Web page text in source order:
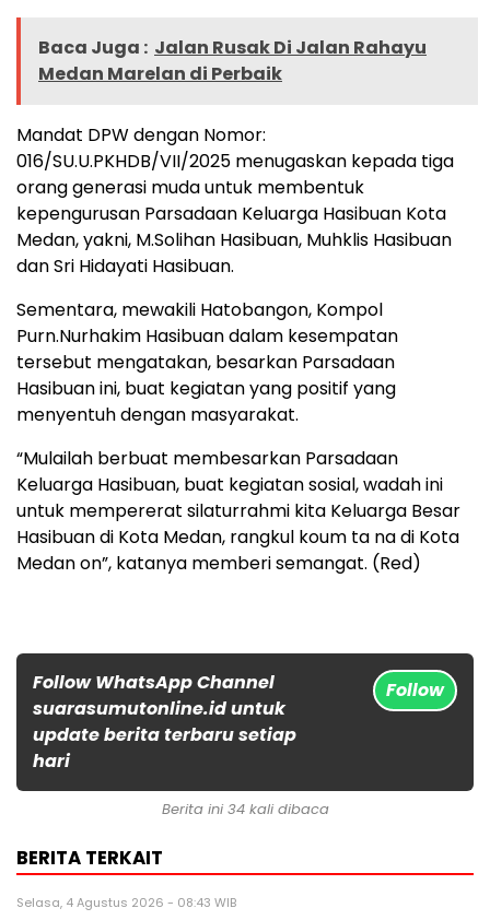
Baca Juga : Jalan Rusak Di Jalan Rahayu
Medan Marelan di Perbaik
Mandat DPW dengan Nomor:
016/SU.U.PKHDB/VII/2025 menugaskan kepada tiga
orang generasi muda untuk membentuk
kepengurusan Parsadaan Keluarga Hasibuan Kota
Medan, yakni, M.Solihan Hasibuan, Muhklis Hasibuan
dan Sri Hidayati Hasibuan.
Sementara, mewakili Hatobangon, Kompol
Purn.Nurhakim Hasibuan dalam kesempatan
tersebut mengatakan, besarkan Parsadaan
Hasibuan ini, buat kegiatan yang positif yang
menyentuh dengan masyarakat.
“Mulailah berbuat membesarkan Parsadaan
Keluarga Hasibuan, buat kegiatan sosial, wadah ini
untuk mempererat silaturrahmi kita Keluarga Besar
Hasibuan di Kota Medan, rangkul koum ta na di Kota
Medan on”, katanya memberi semangat. (Red)
Follow WhatsApp Channel
suarasumutonline.id untuk
update berita terbaru setiap
hari
Follow
Berita ini 34 kali dibaca
BERITA TERKAIT
Selasa, 4 Agustus 2026 - 08:43 WIB